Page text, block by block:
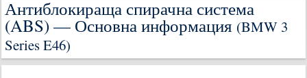
Антиблокираща спирачна система
(ABS) — Основна информация (BMW 3
Series E46)